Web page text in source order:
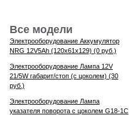
Все модели
Электрооборудование Аккумулятор
NRG 12V5Ah (120x61x129) (0 руб.)
Электрооборудование Лампа 12V
21/5W габарит/стоп (с цоколем) (30
руб.)
Электрооборудование Лампа
указателя поворота с цоколем G18-1C